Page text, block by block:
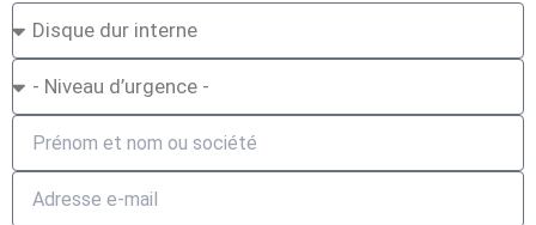
Device
Type
Emergency
Name
Email